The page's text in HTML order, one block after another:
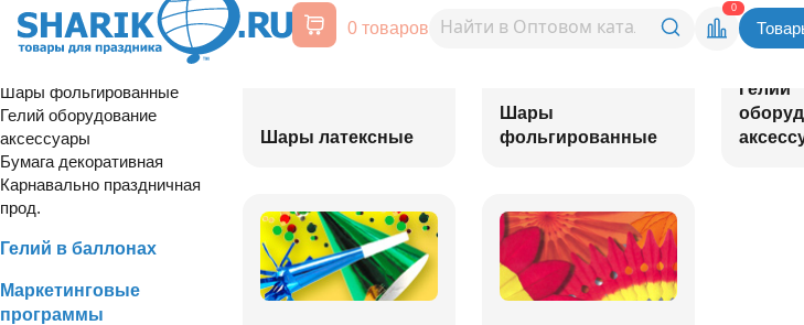
0 товаров
0
праздника
Расширенный поиск
Шары фольгированные
Гелий оборудование
аксессуары
Бумага декоративная
Карнавально праздничная
прод.
Гелий в баллонах
Маркетинговые
программы
Шары латексные
Шары
фольгированные
Гелий